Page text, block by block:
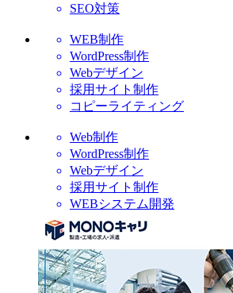
SEO対策
WEB制作
WordPress制作
Webデザイン
採用サイト制作
コピーライティング
Web制作
WordPress制作
Webデザイン
採用サイト制作
WEBシステム開発